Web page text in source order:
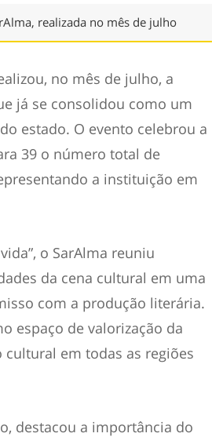
realizada no mês de julho
no mês de julho, a
já se consolidou como um
estado. O evento celebrou a
39 o número total de
a instituição em
o SarAlma reuniu
da cena cultural em uma
com a produção literária.
espaço de valorização da
em todas as regiões
destacou a importância do